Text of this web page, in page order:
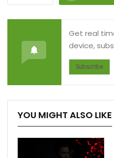
Get real
device,
Subscribe
YOU MIGHT ALSO LIKE